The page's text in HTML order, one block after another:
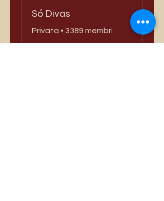
Só Divas
Privata • 3389 membri